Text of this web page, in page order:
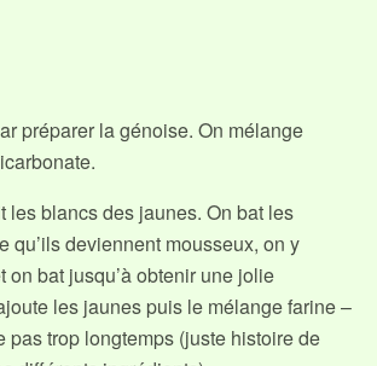
préparer la génoise. On mélange
les blancs des jaunes. On bat les
qu’ils deviennent mousseux, on y
on bat jusqu’à obtenir une jolie
les jaunes puis le mélange farine –
pas trop longtemps (juste histoire de